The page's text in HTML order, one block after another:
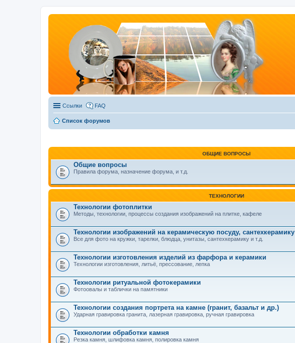
Ссылки FAQ
Список форумов
ОБЩИЕ ВОПРОСЫ
Общие вопросы
Правила форума, назначение форума, и т.д.
ТЕХНОЛОГИИ
Технологии фотоплитки
Методы, технологии, процессы создания изображений на плитке, кафеле
Технологии изображений на керамическую посуду, сантехкерамику
Все для фото на кружки, тарелки, блюдца, унитазы, сантехкерамику и т.д.
Технологии изготовления изделий из фарфора и керамики
Технологии изготовления, литьё, прессование, лепка
Технологии ритуальной фотокерамики
Фотоовалы и таблички на памятники
Технологии создания портрета на камне (гранит, базальт и др.)
Ударная гравировка гранита, лазерная гравировка, ручная гравировка
Технологии обработки камня
Резка камня, шлифовка камня, полировка камня